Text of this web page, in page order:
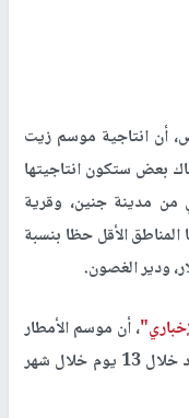
أن انتاجية موسم زيت
لكن هناك بعض ستكون انتاجيتها
من مدينة جنين، وقرية
الأقل حظا بنسبة
، أن موسم الأمطار
كان جيد، لكن موجة الحر التي اجتاحت البلاد خلال 13 يوم خلال شهر